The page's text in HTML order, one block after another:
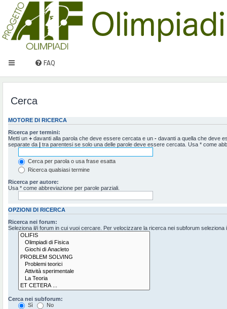
FAQ
Cerca
MOTORE DI RICERCA
Ricerca per termini:
Metti un + davanti alla parola che deve essere cercata e un - davanti a quella che deve
separate da
tra parentesi se solo una delle parole deve essere cercata. Usa * come
Cerca per parola o usa frase esatta
Ricerca qualsiasi termine
Ricerca per autore:
Usa * come abbreviazione per parole parziali.
OPZIONI DI RICERCA
Ricerca nei forum:
Seleziona il/i forum in cui vuoi cercare. Per velocizzare la ricerca nei subforum seleziona
Cerca nei subforum:
Sì
No